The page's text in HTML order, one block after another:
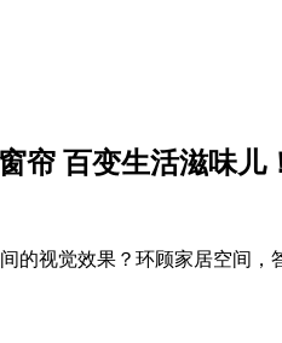
帘 百变生活滋味儿
视觉效果？环顾家居空间，